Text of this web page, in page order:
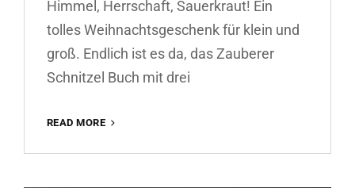
Himmel, Herrschaft, Sauerkraut! Ein
tolles Weihnachtsgeschenk für klein und
groß. Endlich ist es da, das Zauberer
Schnitzel Buch mit drei
READ MORE
SCHNITZEL